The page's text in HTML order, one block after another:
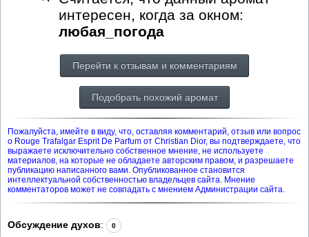
интересен, когда за окном:
любая_погода
Перейти к отзывам и комментариям
Подобрать похожий аромат
Пожалуйста, имейте в виду, что, оставляя комментарий, отзыв или вопрос
о Rouge Trafalgar Esprit De Parfum от Christian Dior, вы подтверждаете, что
выражаете исключительно собственное мнение, не используете
материалов, на которые не обладаете авторским правом, и разрешаете
публикацию написанного вами. Опубликованное становится
интеллектуальной собственностью владельцев сайта. Мнение
комментаторов может не совпадать с мнением Администрации сайта.
Обсуждение духов: 0